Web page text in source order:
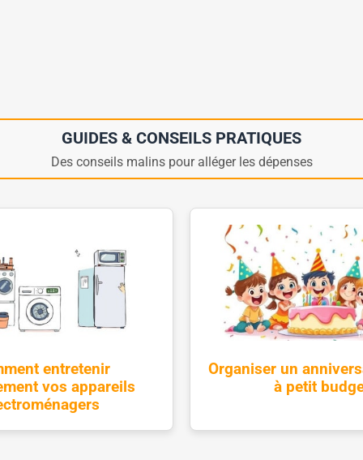
GUIDES & CONSEILS PRATIQUES
Des conseils malins pour alléger les dépenses
entretenir
vos appareils
Organiser un
à petit